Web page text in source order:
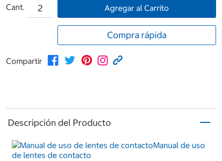
Cant. Agregar al Carrito
Compra rápida
Compartir
Descripción del Producto
Manual de uso
de lentes de contacto